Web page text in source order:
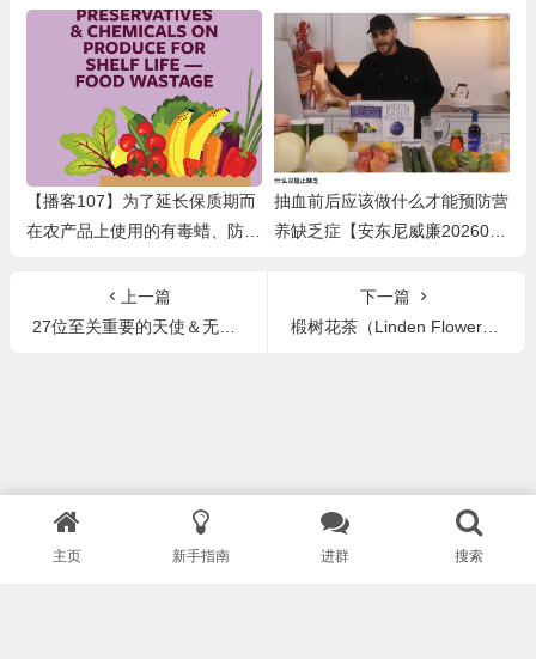
【播客107】为了延长保质期而
在农产品上使用的有毒蜡、防腐
抽血前后应该做什么才能预防营
养缺乏症【安东尼威廉2026013
上一篇
27位至关重要的天使＆无名天使
下一篇
椴树花茶（Linden Flower Tea）/菩提花
主页 新手指南 进群 搜索